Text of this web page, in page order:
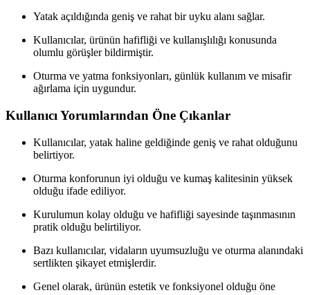
Yatak açıldığında geniş ve rahat bir uyku alanı sağlar.
Kullanıcılar, ürünün hafifliği ve kullanışlılığı konusunda
olumlu görüşler bildirmiştir.
Oturma ve yatma fonksiyonları, günlük kullanım ve misafir
ağırlama için uygundur.
Kullanıcı Yorumlarından Öne Çıkanlar
Kullanıcılar, yatak haline geldiğinde geniş ve rahat olduğunu
belirtiyor.
Oturma konforunun iyi olduğu ve kumaş kalitesinin yüksek
olduğu ifade ediliyor.
Kurulumun kolay olduğu ve hafifliği sayesinde taşınmasının
pratik olduğu belirtiliyor.
Bazı kullanıcılar, vidaların uyumsuzluğu ve oturma alanındaki
sertlikten şikayet etmişlerdir.
Genel olarak, ürünün estetik ve fonksiyonel olduğu öne